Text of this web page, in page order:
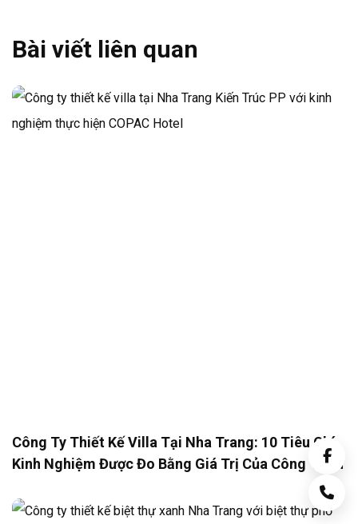
Bài viết liên quan
Công Ty Thiết Kế Villa Tại Nha Trang: 10 Tiêu Chí
Kinh Nghiệm Được Đo Bằng Giá Trị Của Công Trình